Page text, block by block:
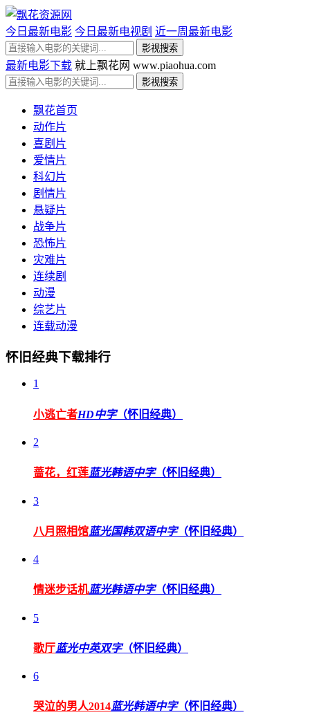
今日最新电影 今日最新电视剧 近一周最新电影
最新电影下载 就上飘花网 www.piaohua.com
飘花首页
动作片
喜剧片
爱情片
科幻片
剧情片
悬疑片
战争片
恐怖片
灾难片
连续剧
动漫
综艺片
连载动漫
怀旧经典下载排行
1
小逃亡者HD中字（怀旧经典）
2
蔷花，红莲蓝光韩语中字（怀旧经典）
3
八月照相馆蓝光国韩双语中字（怀旧经典）
4
情迷步话机蓝光韩语中字（怀旧经典）
5
歌厅蓝光中英双字（怀旧经典）
6
哭泣的男人2014蓝光韩语中字（怀旧经典）